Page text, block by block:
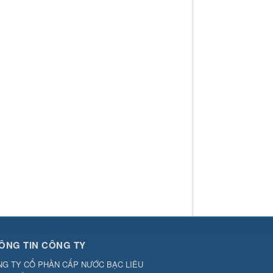
TIN CÔNG TY
TY CỔ PHẦN CẤP NƯỚC BẠC LIÊU